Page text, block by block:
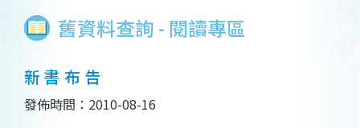
舊資料查詢 - 閱讀專區
新 書 布 告
發佈時間：2010-08-16